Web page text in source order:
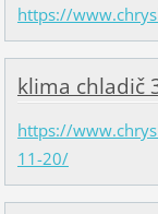
https://
klima chladič
https://
11-20/